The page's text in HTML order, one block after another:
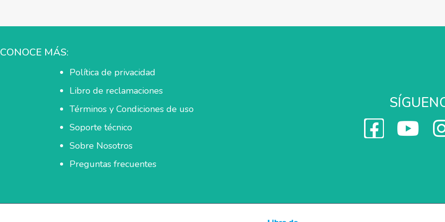
CONOCE MÁS:
Política de privacidad
Libro de reclamaciones
Términos y Condiciones de uso
Soporte técnico
Sobre Nosotros
Preguntas frecuentes